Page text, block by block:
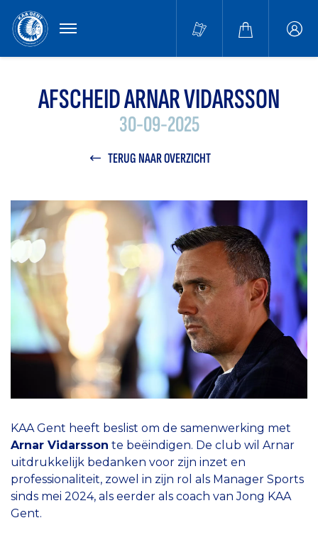
MENU
AFSCHEID ARNAR VIDARSSON
30-09-2025
TERUG NAAR OVERZICHT
KAA Gent heeft beslist om de samenwerking met
Arnar Vidarsson te beëindigen. De club wil Arnar
uitdrukkelijk bedanken voor zijn inzet en
professionaliteit, zowel in zijn rol als Manager Sports
sinds mei 2024, als eerder als coach van Jong KAA
Gent.